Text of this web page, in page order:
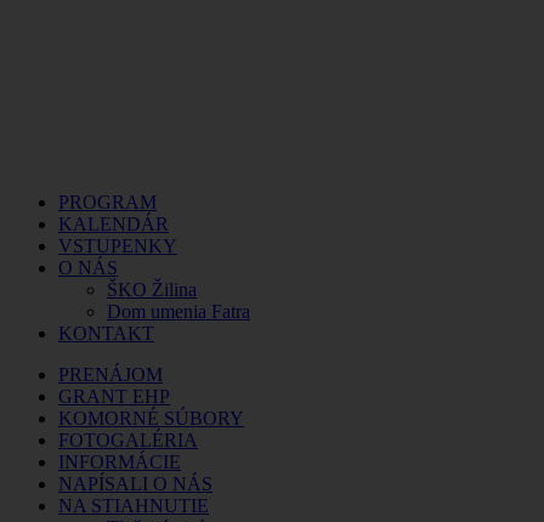
PROGRAM
KALENDÁR
VSTUPENKY
O NÁS
ŠKO Žilina
Dom umenia Fatra
KONTAKT
PRENÁJOM
GRANT EHP
KOMORNÉ SÚBORY
FOTOGALÉRIA
INFORMÁCIE
NAPÍSALI O NÁS
NA STIAHNUTIE